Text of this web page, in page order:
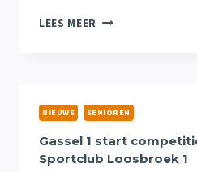
LEES MEER ONLANGS
DOOR
VV
GASSEL
NIEUWS SENIOREN
Gassel 1 start
Sportclub Loosbroek 1